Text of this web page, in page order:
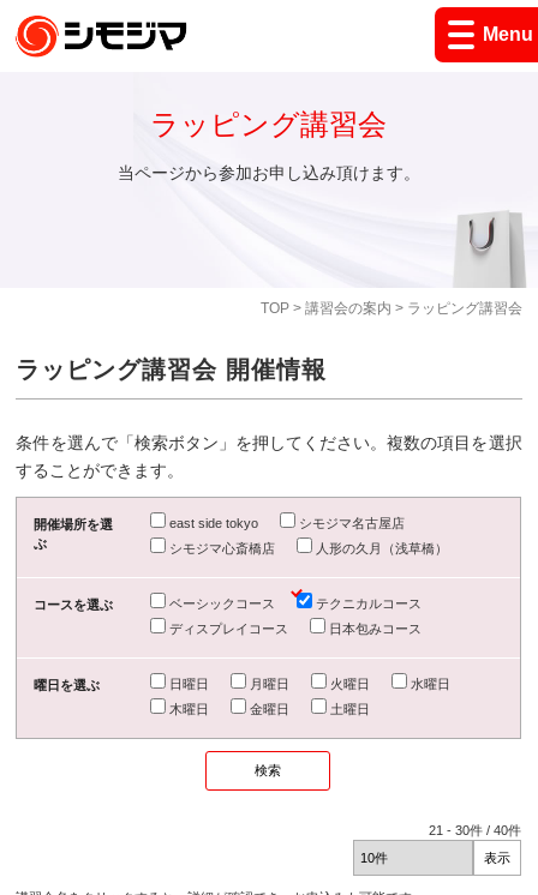
Menu
TOP> 講習会の案内 > ラッピング講習会
ラッピング講習会
当ページから参加お申し込み頂けます。
ラッピング講習会 開催情報
条件を選んで「検索ボタン」を押してください。複数の項目を選択
することができます。
開催場所を選
ぶ
east side tokyo
シモジマ名古屋店
シモジマ心斎橋店
人形の久月（浅草橋）
コースを選ぶ ベーシックコース
テクニカルコース
ディスプレイコース
日本包みコース
曜日を選ぶ 日曜日 月曜日 火曜日
水曜日
木曜日
金曜日 土曜日
21 -30件 /40件